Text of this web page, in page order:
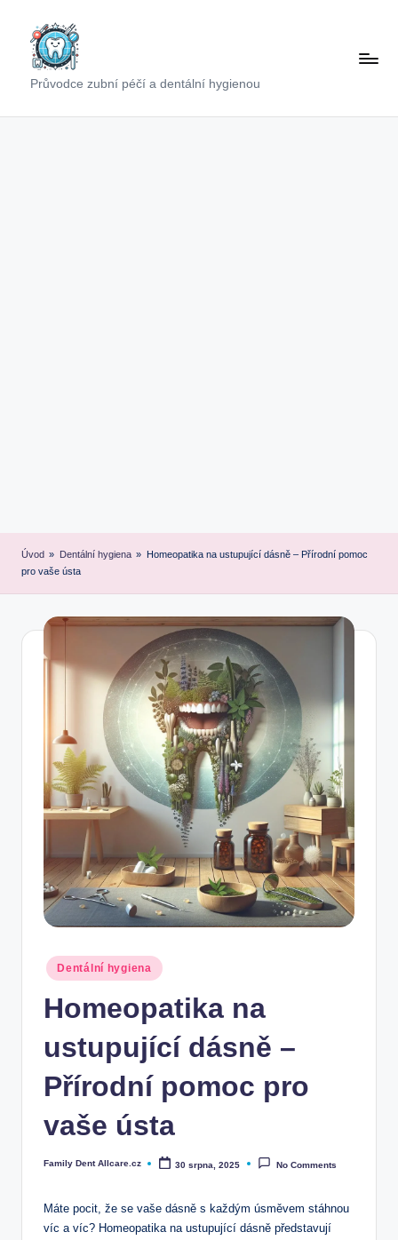
contentPrůvodce zubní péčí a dentální hygienou
Úvod » Dentální hygiena » Homeopatika na ustupující dásně – Přírodní pomoc
pro vaše ústa
Posted
in
Dentální hygiena
Homeopatika na
ustupující dásně –
Přírodní pomoc pro
vaše ústa
Posted
Family Dent Allcare.cz 30 srpna, 2025 No Comments
Máte pocit, že se vaše dásně s každým úsměvem stáhnou
víc a víc? Homeopatika na ustupující dásně představují